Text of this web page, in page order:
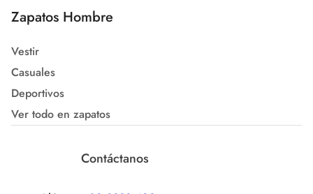
Zapatos Hombre
Vestir
Casuales
Deportivos
Ver todo en zapatos
Contáctanos